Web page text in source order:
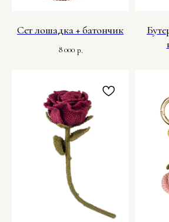
Сет лошадка + батончик
8 000 р.